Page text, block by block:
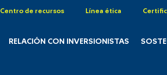
Centro de recursos Línea ética
RELACIÓN CON INVERSIONISTAS